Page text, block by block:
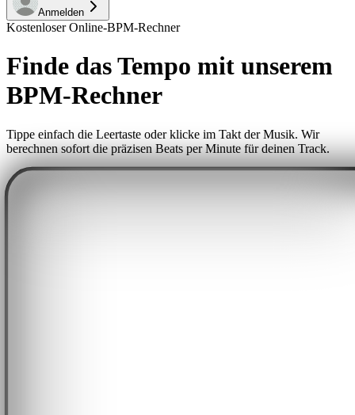
Anmelden
Kostenloser Online-BPM-Rechner
Finde das Tempo mit unserem
BPM-Rechner
Tippe einfach die Leertaste oder klicke im Takt der Musik. Wir
berechnen sofort die präzisen Beats per Minute für deinen Track.